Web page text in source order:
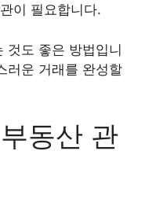
이 필요합니다.
것도 좋은 방법입니
러운 거래를 완성할
동산 관